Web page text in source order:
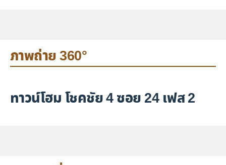
ภาพถ่าย 360°
ทาวน์โฮม โชคชัย 4 ซอย 24 เฟส 2